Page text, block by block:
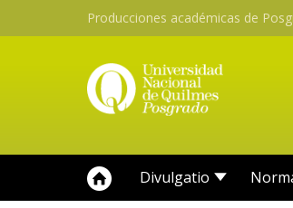
Producciones académicas de
Divulgatio